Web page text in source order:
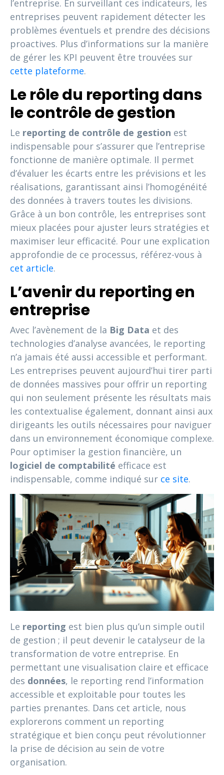
l’entreprise. En surveillant ces indicateurs, les
entreprises peuvent rapidement détecter les
problèmes éventuels et prendre des décisions
proactives. Plus d’informations sur la manière
de gérer les KPI peuvent être trouvées sur
cette plateforme.
Le rôle du reporting dans
le contrôle de gestion
Le reporting de contrôle de gestion est
indispensable pour s’assurer que l’entreprise
fonctionne de manière optimale. Il permet
d’évaluer les écarts entre les prévisions et les
réalisations, garantissant ainsi l’homogénéité
des données à travers toutes les divisions.
Grâce à un bon contrôle, les entreprises sont
mieux placées pour ajuster leurs stratégies et
maximiser leur efficacité. Pour une explication
approfondie de ce processus, référez-vous à
cet article.
L’avenir du reporting en
entreprise
Avec l’avènement de la Big Data et des
technologies d’analyse avancées, le reporting
n’a jamais été aussi accessible et performant.
Les entreprises peuvent aujourd’hui tirer parti
de données massives pour offrir un reporting
qui non seulement présente les résultats mais
les contextualise également, donnant ainsi aux
dirigeants les outils nécessaires pour naviguer
dans un environnement économique complexe.
Pour optimiser la gestion financière, un
logiciel de comptabilité efficace est
indispensable, comme indiqué sur ce site.
Le reporting est bien plus qu’un simple outil
de gestion ; il peut devenir le catalyseur de la
transformation de votre entreprise. En
permettant une visualisation claire et efficace
des données, le reporting rend l’information
accessible et exploitable pour toutes les
parties prenantes. Dans cet article, nous
explorerons comment un reporting
stratégique et bien conçu peut révolutionner
la prise de décision au sein de votre
organisation.